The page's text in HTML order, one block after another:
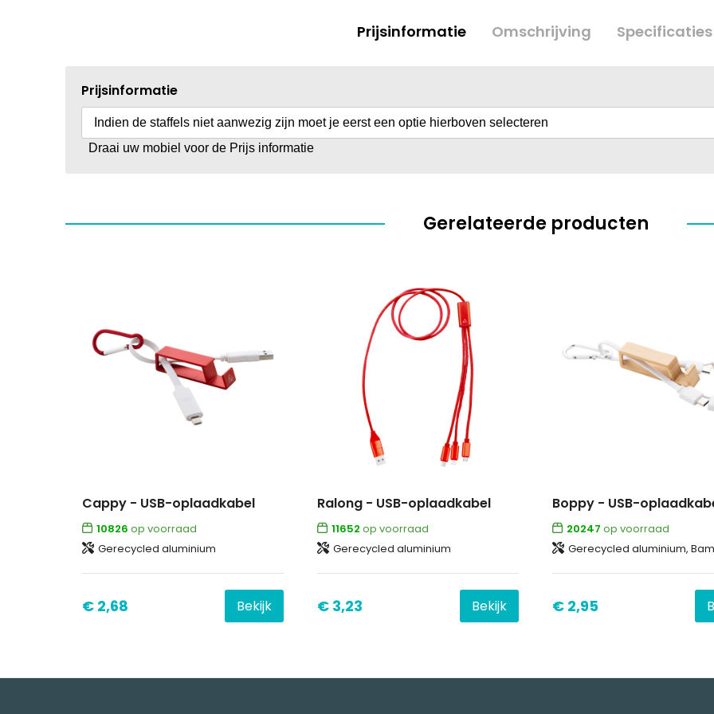
Prijsinformatie Omschrijving Specificaties
Prijsinformatie
Indien de staffels niet aanwezig zijn moet je eerst een optie hierboven selecteren
Draai uw mobiel voor de Prijs informatie
Gerelateerde producten
Cappy - USB-oplaadkabel
10826 op voorraad
Gerecycled aluminium
€ 2,68 Bekijk
Ralong - USB-oplaadkabel
11652 op voorraad
Gerecycled aluminium
€ 3,23 Bekijk
Boppy - USB-
20247 op voorraad
Gerecycled aluminium,
€ 2,95